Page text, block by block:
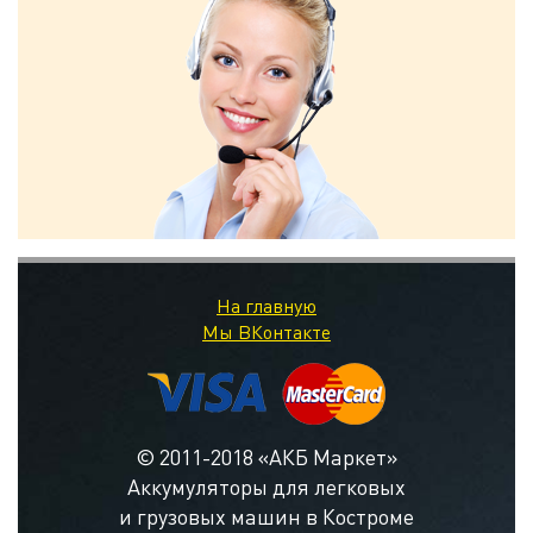
На главную
Мы ВКонтакте
© 2011-2018 «АКБ Маркет»
Аккумуляторы для легковых
и грузовых машин в Костроме